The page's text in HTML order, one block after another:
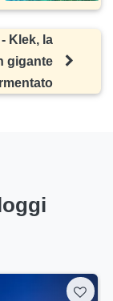
Klek, la
gigante